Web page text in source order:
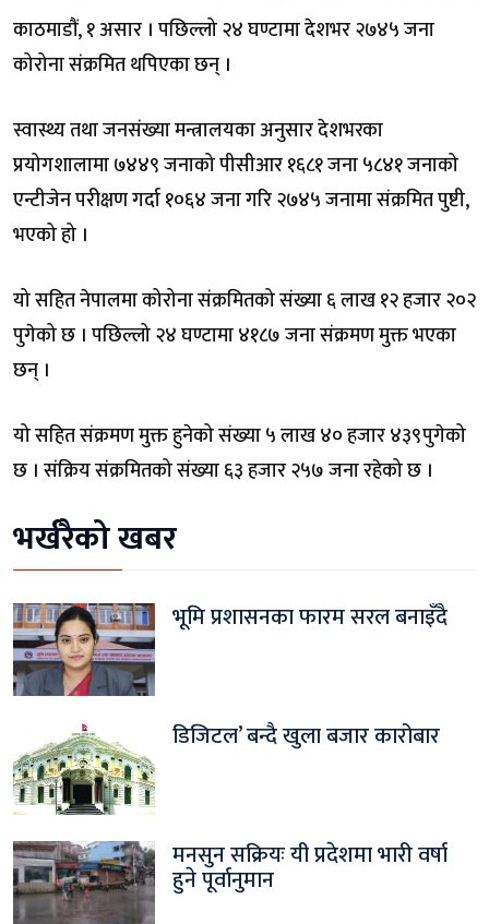
काठमाडौं, १ असार । पछिल्लो २४ घण्टामा देशभर २७४५ जना
कोरोना संक्रमित थपिएका छन् ।
स्वास्थ्य तथा जनसंख्या मन्त्रालयका अनुसार देशभरका
प्रयोगशालामा ७४४९ जनाको पीसीआर १६८१ जना ५८४१ जनाको
एन्टीजेन परीक्षण गर्दा १०६४ जना गरि २७४५ जनामा संक्रमित पुष्टी,
भएको हो ।
यो सहित नेपालमा कोरोना संक्रमितको संख्या ६ लाख १२ हजार २०२
पुगेको छ । पछिल्लो २४ घण्टामा ४१८७ जना संक्रमण मुक्त भएका
छन् ।
यो सहित संक्रमण मुक्त हुनेको संख्या ५ लाख ४० हजार ४३९पुगेको
छ । संक्रिय संक्रमितको संख्या ६३ हजार २५७ जना रहेको छ ।
भर्खरैको खबर
भूमि प्रशासनका फारम सरल बनाइँदै
डिजिटल’ बन्दै खुला बजार कारोबार
मनसुन सक्रियः यी प्रदेशमा भारी वर्षा
हुने पूर्वानुमान